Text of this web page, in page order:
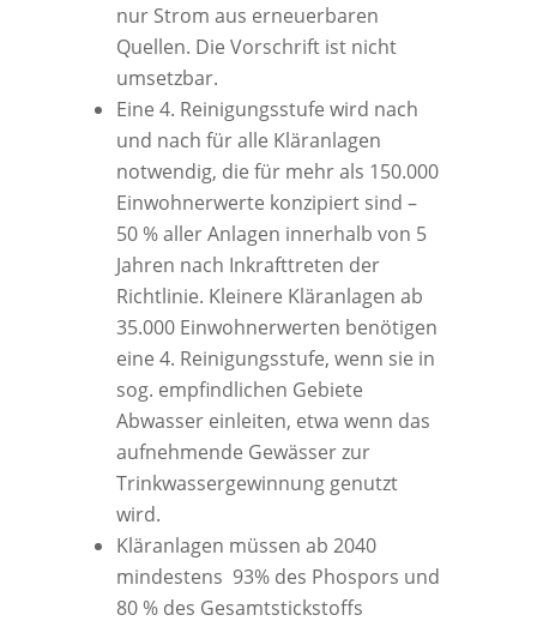
nur Strom aus erneuerbaren
Quellen. Die Vorschrift ist nicht
umsetzbar.
Eine 4. Reinigungsstufe wird nach
und nach für alle Kläranlagen
notwendig, die für mehr als 150.000
Einwohnerwerte konzipiert sind –
50 % aller Anlagen innerhalb von 5
Jahren nach Inkrafttreten der
Richtlinie. Kleinere Kläranlagen ab
35.000 Einwohnerwerten benötigen
eine 4. Reinigungsstufe, wenn sie in
sog. empfindlichen Gebiete
Abwasser einleiten, etwa wenn das
aufnehmende Gewässer zur
Trinkwassergewinnung genutzt
wird.
Kläranlagen müssen ab 2040
mindestens 93% des Phospors und
80 % des Gesamtstickstoffs